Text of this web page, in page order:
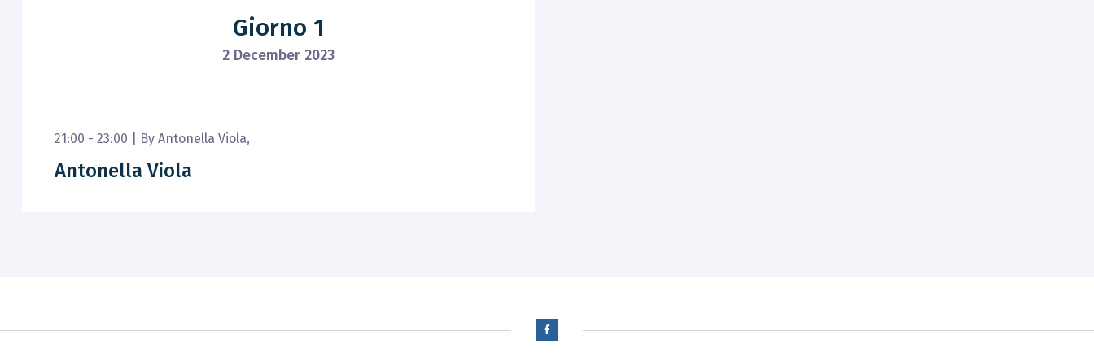
Giorno 1
2 December 2023
21:00 - 23:00 | By Antonella Viola,
Antonella Viola